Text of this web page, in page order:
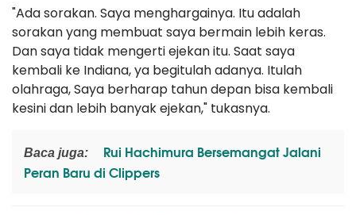
"Ada sorakan. Saya menghargainya. Itu adalah
sorakan yang membuat saya bermain lebih keras.
Dan saya tidak mengerti ejekan itu. Saat saya
kembali ke Indiana, ya begitulah adanya. Itulah
olahraga, Saya berharap tahun depan bisa kembali
kesini dan lebih banyak ejekan," tukasnya.
Baca juga:
Rui Hachimura Bersemangat Jalani
Peran Baru di Clippers